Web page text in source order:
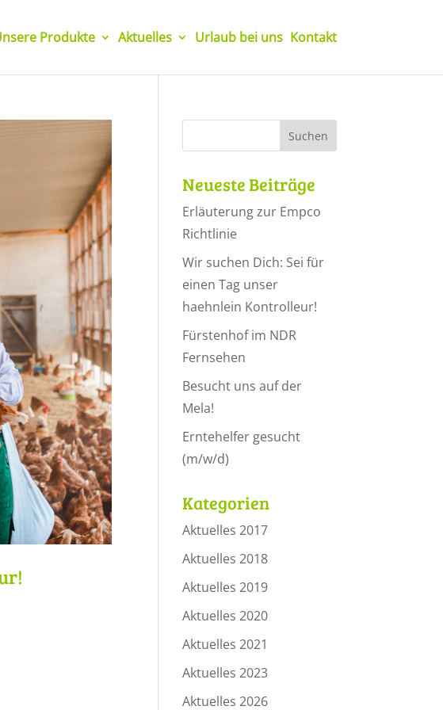
Produkte Aktuelles Urlaub bei uns Kontakt
Neueste Beiträge
Erläuterung zur Empco
Richtlinie
Wir suchen Dich: Sei für
einen Tag unser
haehnlein Kontrolleur!
Fürstenhof im NDR
Fernsehen
Besucht uns auf der
Mela!
Erntehelfer gesucht
(m/w/d)
Kategorien
Aktuelles 2017
Aktuelles 2018
Aktuelles 2019
Aktuelles 2020
Aktuelles 2021
Aktuelles 2023
Aktuelles 2026